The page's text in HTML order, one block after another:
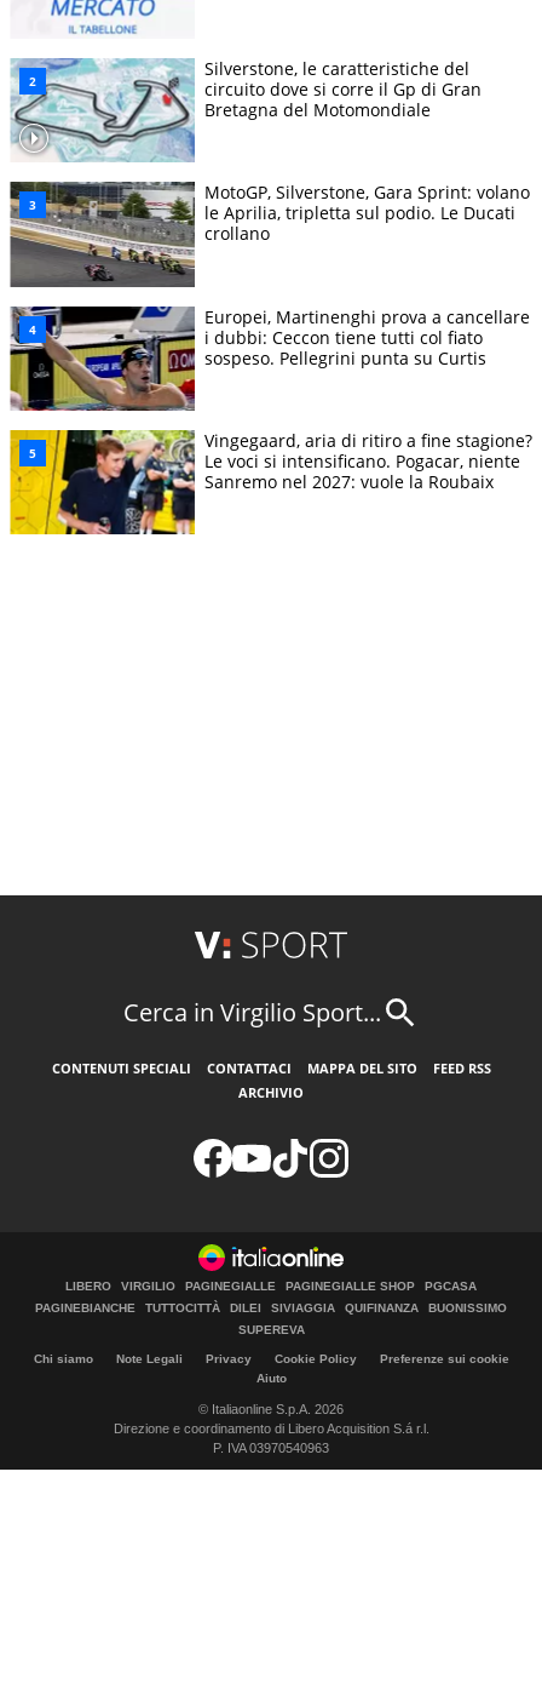
Silverstone, le caratteristiche del
circuito dove si corre il Gp di Gran
Bretagna del Motomondiale
MotoGP, Silverstone, Gara Sprint: volano
le Aprilia, tripletta sul podio. Le Ducati
crollano
Europei, Martinenghi prova a cancellare
i dubbi: Ceccon tiene tutti col fiato
sospeso. Pellegrini punta su Curtis
Vingegaard, aria di ritiro a fine stagione?
Le voci si intensificano. Pogacar, niente
Sanremo nel 2027: vuole la Roubaix
Cerca in Virgilio Sport...
CONTENUTI SPECIALI CONTATTACI MAPPA DEL SITO
FEED RSS
ARCHIVIO
LIBERO VIRGILIO PAGINEGIALLE PAGINEGIALLE SHOP
PGCASA
PAGINEBIANCHE
TUTTOCITTÀ DILEI SIVIAGGIA QUIFINANZA
BUONISSIMO
SUPEREVA
Chi siamo Note Legali Privacy Cookie Policy
Preferenze sui cookie
Aiuto
© Italiaonline S.p.A. 2026
Direzione e coordinamento di Libero Acquisition S.á r.l.
P. IVA 03970540963